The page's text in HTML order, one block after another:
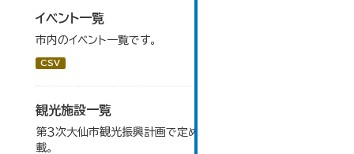
イベント一覧
市内のイベント一覧です。
CSV
観光施設一覧
第３次大仙市観光振興計画で定めた、主要観光施設を掲
載。